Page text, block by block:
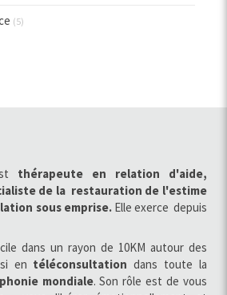
(5)
thérapeute en relation d'aide,
de la restauration de l'estime
sous emprise. Elle exerce depuis
dans un rayon de 10KM autour des
en téléconsultation dans toute la
mondiale. Son rôle est de vous